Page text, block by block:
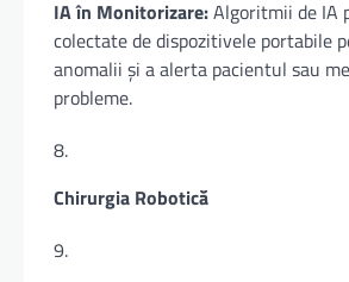
IA în Monitorizare:Algoritmii de IA
colectate de dispozitivele portabile
anomalii și a alerta pacientul sau
probleme.
Chirurgia Robotică